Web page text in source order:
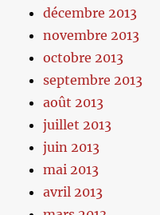
décembre 2013
novembre 2013
octobre 2013
septembre 2013
août 2013
juillet 2013
juin 2013
mai 2013
avril 2013